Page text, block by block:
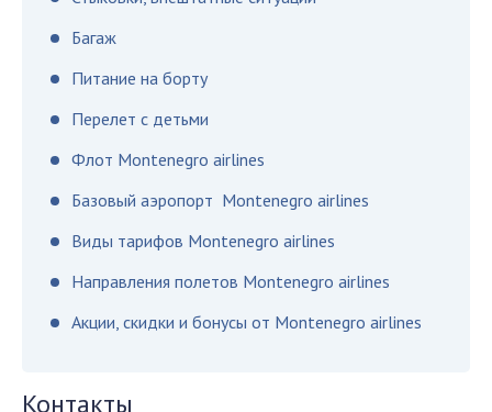
Багаж
Питание на борту
Перелет с детьми
Флот Montenegro airlines
Базовый аэропорт Montenegro airlines
Виды тарифов Montenegro airlines
Направления полетов Montenegro airlines
Акции, скидки и бонусы от Montenegro airlines
Контакты